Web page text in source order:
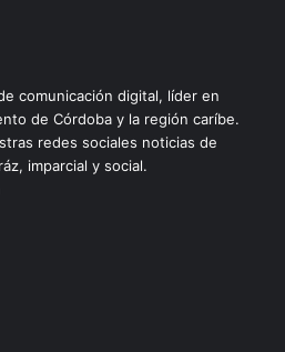
comunicación digital, líder en
de Córdoba y la región caríbe.
redes sociales noticias de
imparcial y social.